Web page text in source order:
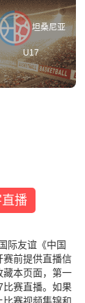
坦桑尼亚
U17
播
际友谊《中国
赛前提供直播信
藏本页面，第一
比赛直播。如果